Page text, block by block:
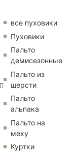
все пуховики
Пуховики
Пальто
демисезонные
Пальто из
шерсти
Пальто
альпака
Пальто на
меху
Куртки